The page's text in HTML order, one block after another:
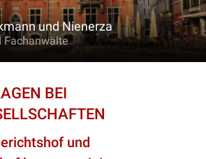
und Nienerza
Fachanwälte
BEI
und